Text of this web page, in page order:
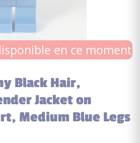
en ce moment
Black Hair,
Jacket on
Medium Blue Legs